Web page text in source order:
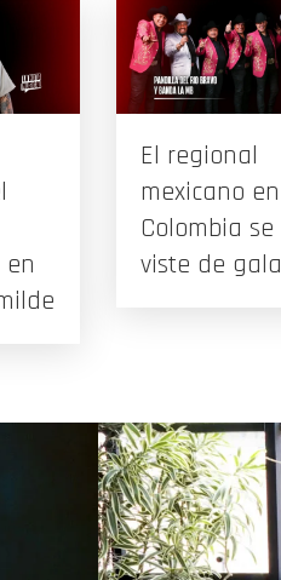
El regional
mexicano en
Colombia se
viste de gala